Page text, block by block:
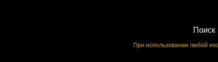
Поиск
При использовании любой